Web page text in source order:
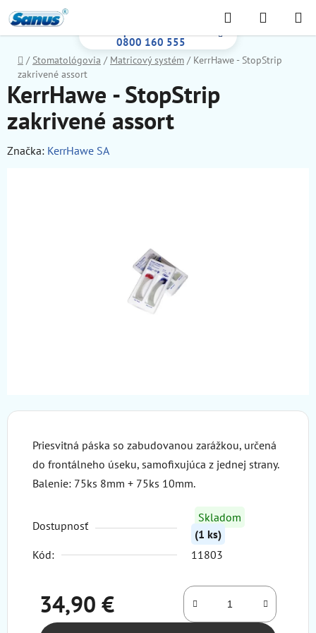
na
obsah
0800 160 555
Hľadať
KOŠÍK
Domov
/ Stomatológovia / Matricový systém / KerrHawe - StopStrip
zakrivené assort
Priesvitná páska so zabudovanou zarážkou, určená
do frontálneho úseku, samofixujúca z jednej strany.
Balenie: 75ks 8mm + 75ks 10mm.
Dostupnosť
Skladom
(1 ks)
Kód:
11803
34,90 €
Jednotková cena:
KerrHawe - StopStrip
zakrivené assort
Značka: KerrHawe SA